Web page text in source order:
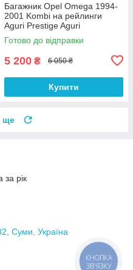
Багажник Opel Omega 1994-
2001 Kombi на рейлинги
Aguri Prestige Aguri
Готово до відправки
5 200 ₴ 6 050 ₴
Купити
ще
за рік
Суми, Україна
КНОПКА
ЗВ'ЯЗКУ